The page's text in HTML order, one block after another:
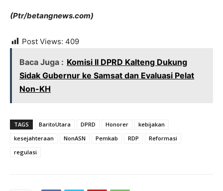
(Ptr/betangnews.com)
Post Views: 409
Baca Juga : Komisi II DPRD Kalteng Dukung
Sidak Gubernur ke Samsat dan Evaluasi Pelat
Non-KH
TAGS BaritoUtara DPRD Honorer
kebijakan
kesejahteraan
NonASN Pemkab RDP
Reformasi
regulasi